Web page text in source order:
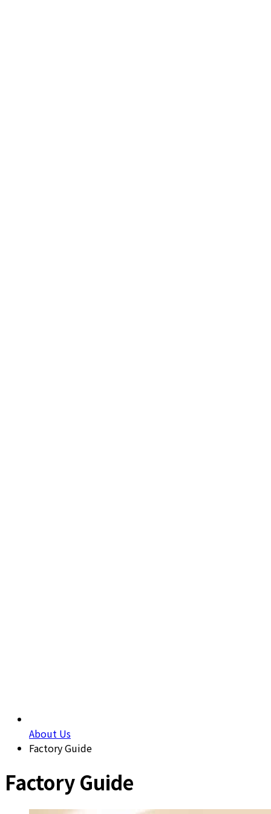
About Us
Factory Guide
Factory Guide